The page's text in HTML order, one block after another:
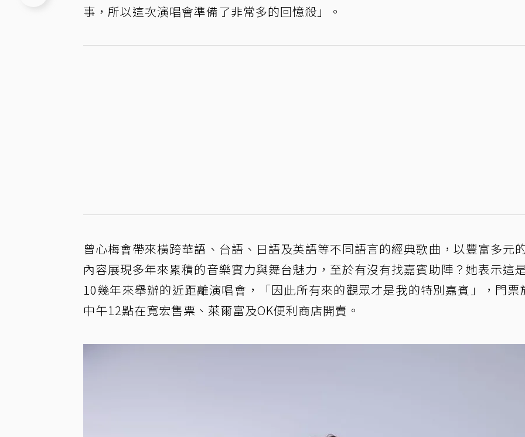
事，所以這次演唱會準備了非常多的回憶殺」。
曾心梅會帶來橫跨華語、台語、日語及英語等不同語言的經典歌曲，以豐富多元
內容展現多年來累積的音樂實力與舞台魅力，至於有沒有找嘉賓助陣？她表示這
10幾年來舉辦的近距離演唱會，「因此所有來的觀眾才是我的特別嘉賓」，門票
中午12點在寬宏售票、萊爾富及OK便利商店開賣。